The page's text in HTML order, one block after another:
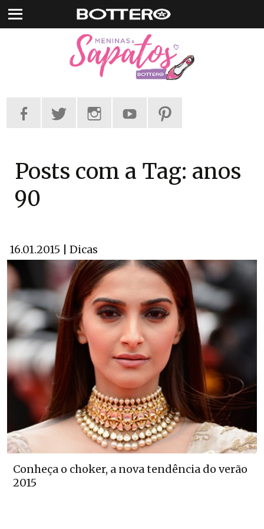
Pular
para
Posts com a Tag: anos
90
16.01.2015 | Dicas
Conheça o choker, a nova tendência do verão
2015